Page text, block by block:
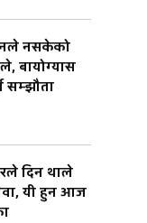
नसकेको
बायोग्यास
सम्झौता
दिन थाले
यी हुन आज